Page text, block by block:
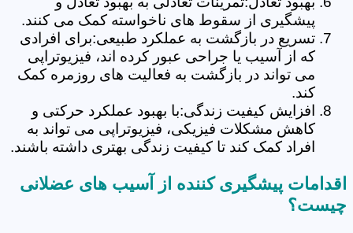
پیشگیری از سقوط های ناخواسته کمک می کنند.
تسریع در بازگشت به عملکرد طبیعی:برای افرادی
که از آسیب یا جراحی عبور کرده اند، فیزیوتراپی
می تواند در بازگشت به فعالیت های روزمره کمک
کند.
افزایش کیفیت زندگی:با بهبود عملکرد حرکتی و
کاهش مشکلات فیزیکی، فیزیوتراپی می تواند به
افراد کمک کند تا کیفیت زندگی بهتری داشته باشند.
اقدامات پیشگیری کننده از آسیب های عضلانی
چیست؟